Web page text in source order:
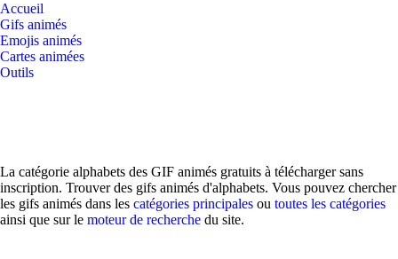
Accueil
Gifs animés
Emojis animés
Cartes animées
Outils
La catégorie alphabets des GIF animés gratuits à télécharger sans
inscription. Trouver des gifs animés d'alphabets. Vous pouvez chercher
les gifs animés dans les catégories principales ou toutes les catégories
ainsi que sur le moteur de recherche du site.